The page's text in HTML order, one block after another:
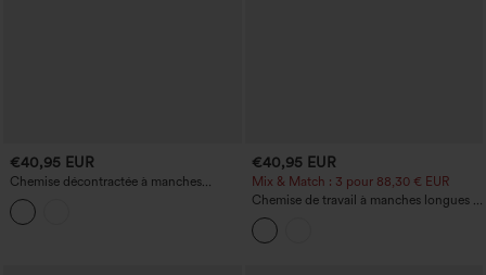
€40,95 EUR
Chemise décontractée à manches
longues avec ourlet arrondi et poche
€40,95 EUR
Mix & Match : 3 pour 88,30 € EUR
Chemise de travail à manches longues à
ourlet arrondi